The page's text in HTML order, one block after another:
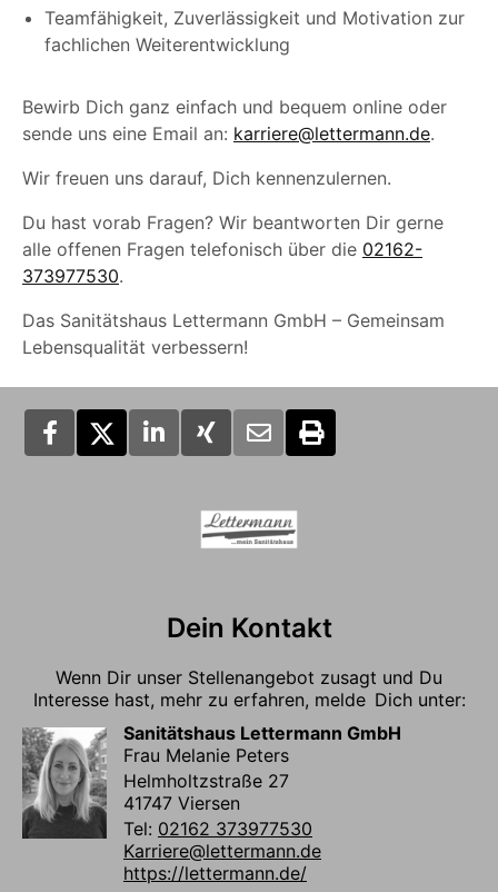
Teamfähigkeit, Zuverlässigkeit und Motivation zur
fachlichen Weiterentwicklung
Bewirb Dich ganz einfach und bequem online oder
sende uns eine Email an: karriere@lettermann.de.
Wir freuen uns darauf, Dich kennenzulernen.
Du hast vorab Fragen? Wir beantworten Dir gerne
alle offenen Fragen telefonisch über die 02162-
373977530.
Das Sanitätshaus Lettermann GmbH – Gemeinsam
Lebensqualität verbessern!
Dein Kontakt
Wenn Dir unser Stellenangebot zusagt und Du
Interesse hast, mehr zu erfahren, melde Dich unter:
Sanitätshaus Lettermann GmbH
Frau Melanie Peters
Helmholtzstraße 27
41747 Viersen
Tel: 02162 373977530
Karriere@lettermann.de
https://lettermann.de/